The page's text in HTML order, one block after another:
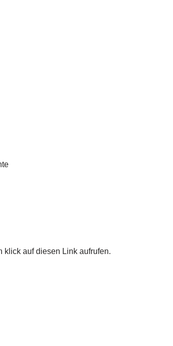
klick auf diesen Link aufrufen.